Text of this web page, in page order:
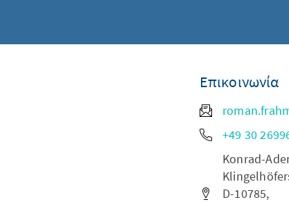
Επικοινωνία
+49 30
Konrad-
D-10785,